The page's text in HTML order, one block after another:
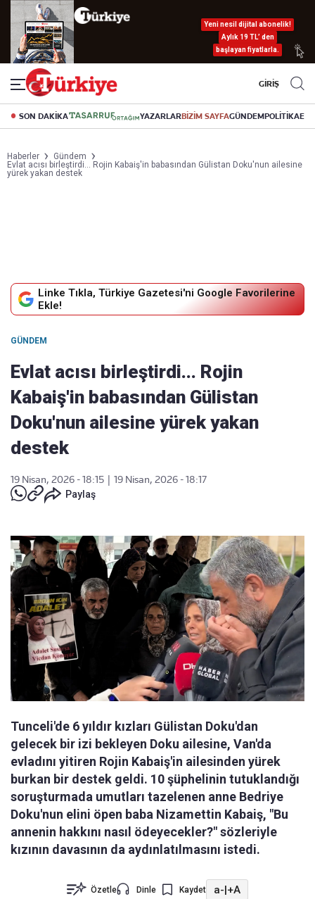
Yeni nesil dijital abonelik!
Aylık 19 TL’ den
başlayan fiyatlarla.
GİRİŞ
SON DAKİKA YAZARLARBİZİM SAYFAGÜNDEMPOLİTİKA
Haberler
Gündem
Evlat acısı birleştirdi... Rojin Kabaiş'in babasından Gülistan Doku'nun ailesine
yürek yakan destek
Linke Tıkla, Türkiye Gazetesi'ni Google Favorilerine
Ekle!
GÜNDEM
Evlat acısı birleştirdi... Rojin
Kabaiş'in babasından Gülistan
Doku'nun ailesine yürek yakan
destek
19 Nisan, 2026 - 18:15
19 Nisan, 2026 - 18:17
Paylaş
Tunceli'de 6 yıldır kızları Gülistan Doku'dan
gelecek bir izi bekleyen Doku ailesine, Van'da
evladını yitiren Rojin Kabaiş'in ailesinden yürek
burkan bir destek geldi. 10 şüphelinin tutuklandığı
soruşturmada umutları tazelenen anne Bedriye
Doku'nun elini öpen baba Nizamettin Kabaiş, "Bu
annenin hakkını nasıl ödeyecekler?" sözleriyle
kızının davasının da aydınlatılmasını istedi.
Özetle Dinle Kaydet a-|+A